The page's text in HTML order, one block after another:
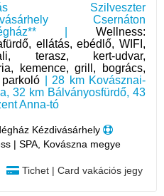
Szilveszter
Csernáton
| Wellness:
ellátás, ebédlő, WIFI,
terasz, kert-udvar,
kemence, grill, bogrács,
parkoló | 28 km Kovásznai-
32 km Bálványosfürdő, 43
Anna-tó
Kézdivásárhely
| SPA, Kovászna megye
Tichet | Card vakációs jegy